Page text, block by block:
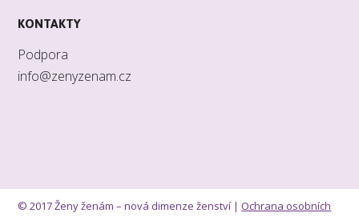
KONTAKTY
Podpora
info@zenyzenam.cz
© 2017 Ženy ženám – nová dimenze ženství | Ochrana osobních